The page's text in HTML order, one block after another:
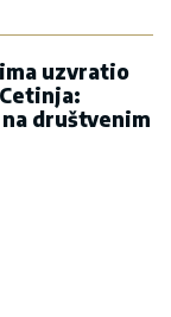
uzvratio
društvenim